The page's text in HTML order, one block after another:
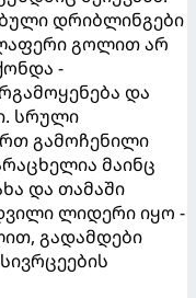
დრიბლინგები
გოლით არ
-
და
სრული
გამოჩენილი
მაინც
და თამაში
ლიდერი იყო -
გადამდები